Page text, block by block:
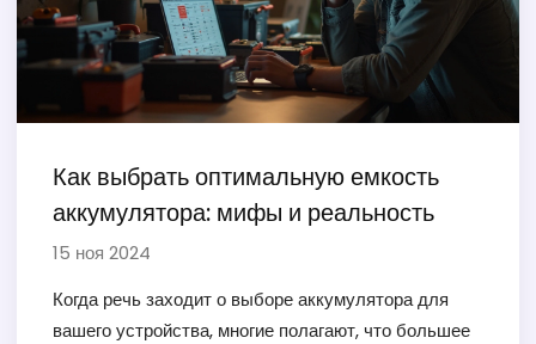
Как выбрать оптимальную емкость
аккумулятора: мифы и реальность
15 ноя 2024
Когда речь заходит о выборе аккумулятора для
вашего устройства, многие полагают, что большее